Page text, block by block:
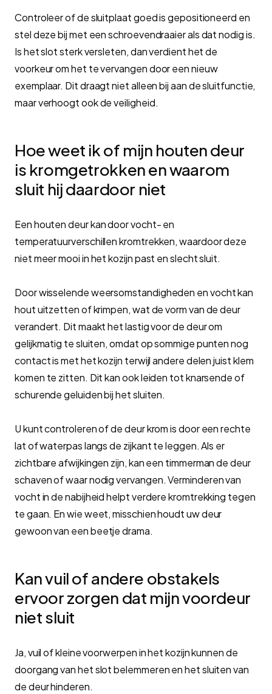
Controleer of de sluitplaat goed is gepositioneerd en
stel deze bij met een schroevendraaier als dat nodig is.
Is het slot sterk versleten, dan verdient het de
voorkeur om het te vervangen door een nieuw
exemplaar. Dit draagt niet alleen bij aan de sluitfunctie,
maar verhoogt ook de veiligheid.
Hoe weet ik of mijn houten deur
is kromgetrokken en waarom
sluit hij daardoor niet
Een houten deur kan door vocht- en
temperatuurverschillen kromtrekken, waardoor deze
niet meer mooi in het kozijn past en slecht sluit.
Door wisselende weersomstandigheden en vocht kan
hout uitzetten of krimpen, wat de vorm van de deur
verandert. Dit maakt het lastig voor de deur om
gelijkmatig te sluiten, omdat op sommige punten nog
contact is met het kozijn terwijl andere delen juist klem
komen te zitten. Dit kan ook leiden tot knarsende of
schurende geluiden bij het sluiten.
U kunt controleren of de deur krom is door een rechte
lat of waterpas langs de zijkant te leggen. Als er
zichtbare afwijkingen zijn, kan een timmerman de deur
schaven of waar nodig vervangen. Verminderen van
vocht in de nabijheid helpt verdere kromtrekking tegen
te gaan. En wie weet, misschien houdt uw deur
gewoon van een beetje drama.
Kan vuil of andere obstakels
ervoor zorgen dat mijn voordeur
niet sluit
Ja, vuil of kleine voorwerpen in het kozijn kunnen de
doorgang van het slot belemmeren en het sluiten van
de deur hinderen.